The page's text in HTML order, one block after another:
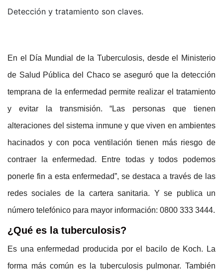
Detección y tratamiento son claves.
En el Día Mundial de la Tuberculosis, desde el Ministerio
de Salud Pública del Chaco se aseguró que la detección
temprana de la enfermedad permite realizar el tratamiento
y evitar la transmisión. “Las personas que tienen
alteraciones del sistema inmune y que viven en ambientes
hacinados y con poca ventilación tienen más riesgo de
contraer la enfermedad. Entre todas y todos podemos
ponerle fin a esta enfermedad”, se destaca a través de las
redes sociales de la cartera sanitaria. Y se publica un
número telefónico para mayor información: 0800 333 3444.
¿Qué es la tuberculosis?
Es una enfermedad producida por el bacilo de Koch. La
forma más común es la tuberculosis pulmonar. También